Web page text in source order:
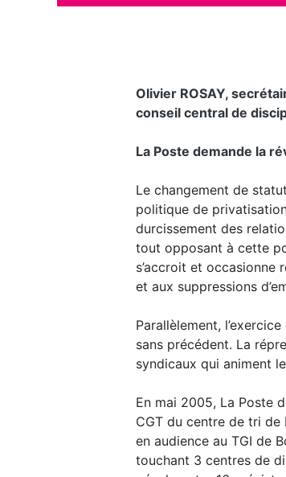
Olivier ROSAY,
conseil central de
La Poste demande la
Le changement de
politique de
durcissement des
tout opposant à cette
s’accroit et occasionne
et aux suppressions
Parallèlement,
sans précédent. La
syndicaux qui animent
En mai 2005, La Poste
CGT du centre de tri de
en audience au TGI de
touchant 3 centres de